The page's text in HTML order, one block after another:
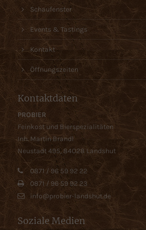
Schaufenster
Events & Tastings
Kontakt
Öffnungszeiten
Kontaktdaten
PROBIER
Feinkost und Bierspezialitäten
Inh. Martin Brandl
Neustadt 495, 84O28 Landshut
0871 / 96 59 92 22
0871 / 96 59 92 23
info@probier-landshut.de
Soziale Medien